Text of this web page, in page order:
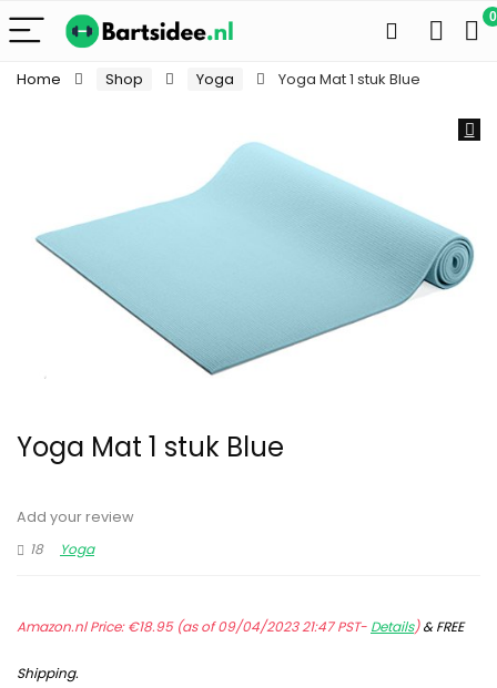
0
Home Shop Yoga Yoga Mat 1 stuk Blue
Yoga Mat 1 stuk Blue
Add your review
18
Yoga
Amazon.nl Price:€18.95(as of 09/04/2023 21:47 PST- Details)&FREE
Shipping.